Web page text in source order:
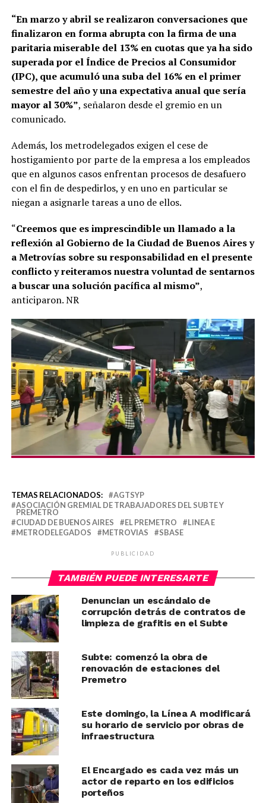
“En marzo y abril se realizaron conversaciones que
finalizaron en forma abrupta con la firma de una
paritaria miserable del 13% en cuotas que ya ha sido
superada por el Índice de Precios al Consumidor
(IPC), que acumuló una suba del 16% en el primer
semestre del año y una expectativa anual que sería
mayor al 30%”, señalaron desde el gremio en un
comunicado.
Además, los metrodelegados exigen el cese de
hostigamiento por parte de la empresa a los empleados
que en algunos casos enfrentan procesos de desafuero
con el fin de despedirlos, y en uno en particular se
niegan a asignarle tareas a uno de ellos.
“Creemos que es imprescindible un llamado a la
reflexión al Gobierno de la Ciudad de Buenos Aires y
a Metrovías sobre su responsabilidad en el presente
conflicto y reiteramos nuestra voluntad de sentarnos
a buscar una solución pacífica al mismo”,
anticiparon. NR
TEMAS RELACIONADOS:
AGTSYP
ASOCIACIÓN GREMIAL DE TRABAJADORES DEL SUBTE Y
PREMETRO
CIUDAD DE BUENOS AIRES
EL PREMETRO
LINEA E
METRODELEGADOS
METROVIAS SBASE
PUBLICIDAD
TAMBIÉN PUEDE INTERESARTE
Denuncian un escándalo de
corrupción detrás de contratos de
limpieza de grafitis en el Subte
Subte: comenzó la obra de
renovación de estaciones del
Premetro
Este domingo, la Línea A modificará
su horario de servicio por obras de
infraestructura
El Encargado es cada vez más un
actor de reparto en los edificios
porteños